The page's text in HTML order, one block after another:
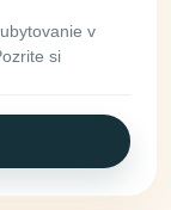
v
si